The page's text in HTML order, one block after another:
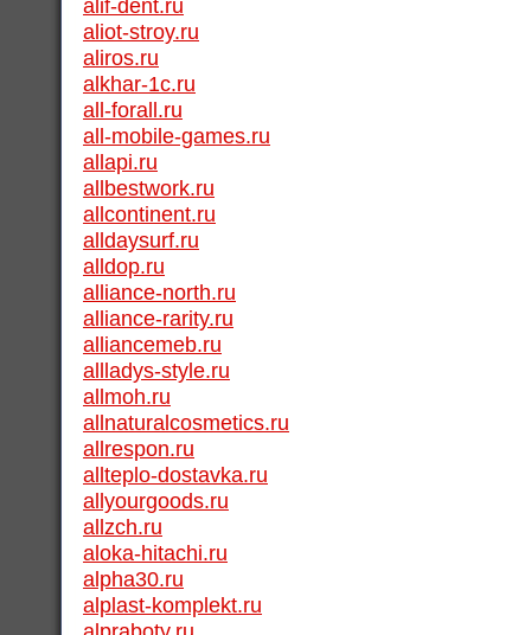
alif-dent.ru
aliot-stroy.ru
aliros.ru
alkhar-1c.ru
all-forall.ru
all-mobile-games.ru
allapi.ru
allbestwork.ru
allcontinent.ru
alldaysurf.ru
alldop.ru
alliance-north.ru
alliance-rarity.ru
alliancemeb.ru
allladys-style.ru
allmoh.ru
allnaturalcosmetics.ru
allrespon.ru
allteplo-dostavka.ru
allyourgoods.ru
allzch.ru
aloka-hitachi.ru
alpha30.ru
alplast-komplekt.ru